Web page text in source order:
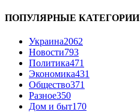
ПОПУЛЯРНЫЕ КАТЕГОРИИ
Украина2062
Новости793
Политика471
Экономика431
Общество371
Разное350
Дом и быт170